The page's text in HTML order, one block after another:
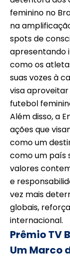
feminino no
na
spots de
apresentando
como os
suas vozes à
visa
futebol
Além disso, a
ações que
como um
como um país
valores
e
vez mais
globais,
internacional.
Prêmio TV
Um Marco